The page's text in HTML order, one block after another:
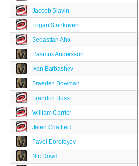
Jaccob Slavin
Logan Stankoven
Sebastian Aho
Rasmus Andersson
Ivan Barbashev
Braeden Bowman
Brandon Bussi
William Carrier
Jalen Chatfield
Pavel Dorofeyev
Nic Dowd